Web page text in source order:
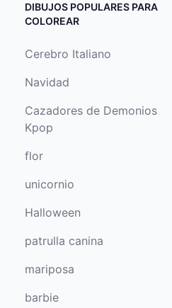
DIBUJOS POPULARES PARA
COLOREAR
Cerebro Italiano
Navidad
Cazadores de Demonios
Kpop
flor
unicornio
Halloween
patrulla canina
mariposa
barbie